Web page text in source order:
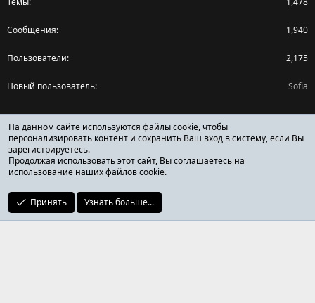
Сообщения 1,940
Пользователи 2,175
Новый пользователь Sofia
Поделиться страницей
Facebook
X (Twitter)
Reddit
ОТЗЫВЫ ОНЛАЙН ФОРУМ
На данном сайте используются файлы cookie, чтобы
персонализировать контент и сохранить Ваш вход в систему, если Вы
зарегистрируетесь.
Продолжая использовать этот сайт, Вы соглашаетесь на
использование наших файлов cookie.
Принять Узнать больше...